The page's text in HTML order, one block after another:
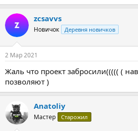
zcsavvs
Новичок Деревня новичков
2 Мар 2021
Жаль что проект забросили((((( (
позволяют )
Anatoliy
Мастер Старожил